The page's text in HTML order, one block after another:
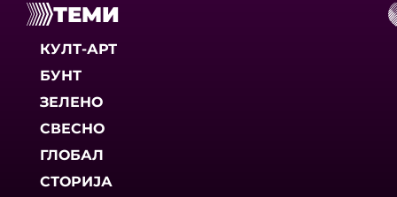
ТЕМИ
КУЛТ-АРТ
БУНТ
ЗЕЛЕНО
СВЕСНО
ГЛОБАЛ
СТОРИЈА